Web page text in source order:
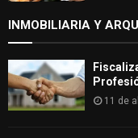
INMOBILIARIA Y
11 de